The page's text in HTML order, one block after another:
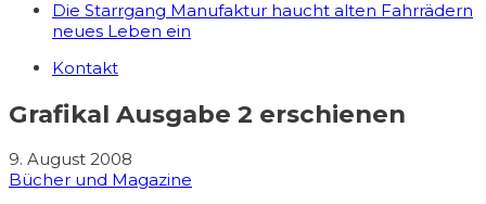
Die Starrgang Manufaktur haucht alten Fahrrädern
neues Leben ein
Kontakt
Grafikal Ausgabe 2 erschienen
9. August 2008
Bücher und Magazine